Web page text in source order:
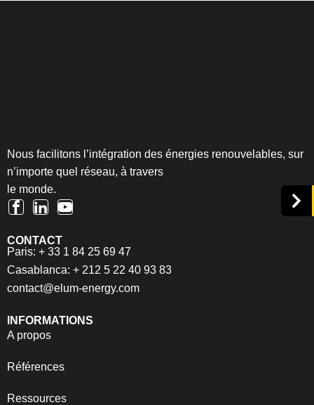
Nous facilitons l’intégration des énergies renouvelables, sur
n’importe quel réseau, à travers
le monde.
INFORMATIONS
A propos
Références
Ressources
CONTACT
Paris: + 33 1 84 25 69 47
Casablanca: + 212 5 22 40 93 83
contact@elum-energy.com